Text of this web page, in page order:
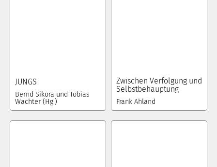
JUNGS
Bernd Sikora und Tobias
Wachter (Hg.)
Zwischen Verfolgung und
Selbstbehauptung
Frank Ahland